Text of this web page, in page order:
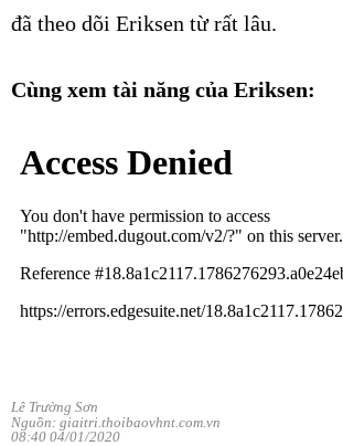
đã theo dõi Eriksen từ rất lâu.
Cùng xem tài năng của Eriksen:
Lê Trường Sơn
Nguồn: giaitri.thoibaovhnt.com.vn
08:40 04/01/2020